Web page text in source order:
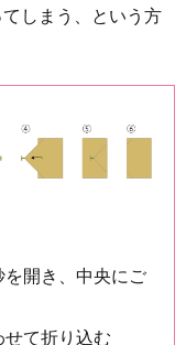
しまう、という方
を開き、中央にご
せて折り込む